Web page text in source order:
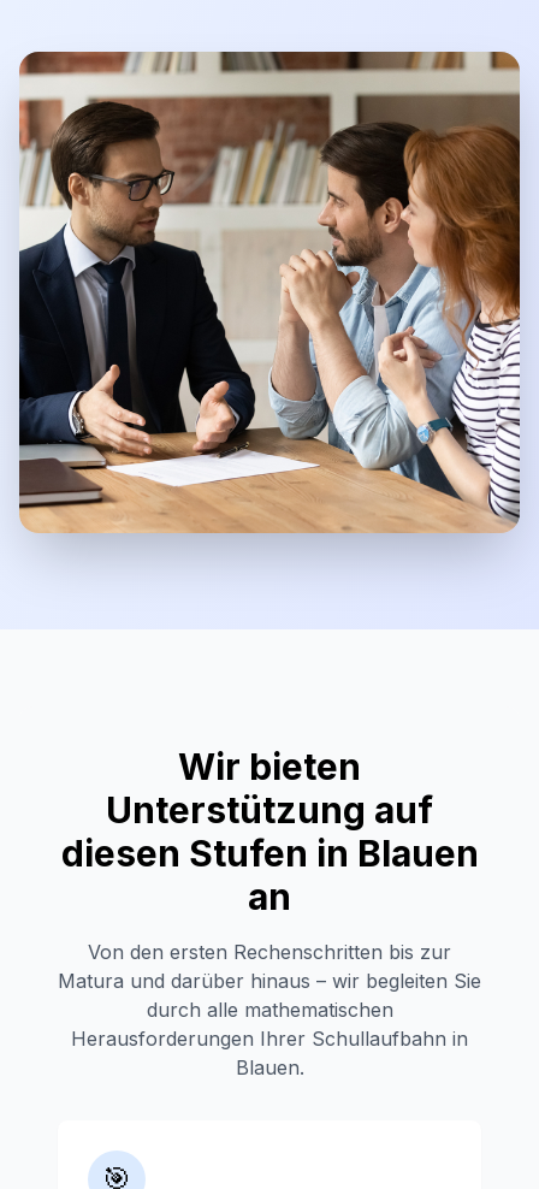
Wir bieten
Unterstützung auf
diesen Stufen in Blauen
an
Von den ersten Rechenschritten bis zur
Matura und darüber hinaus – wir begleiten Sie
durch alle mathematischen
Herausforderungen Ihrer Schullaufbahn in
Blauen.
🎯